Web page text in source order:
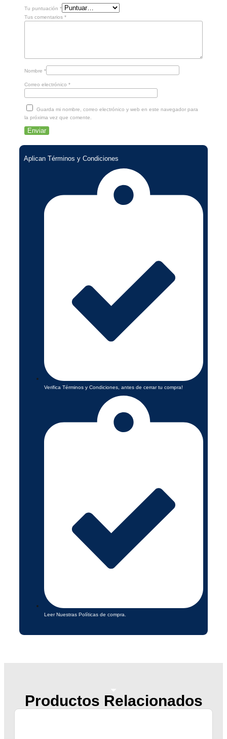
Tu puntuación *
Tus comentarios *
Nombre *
Correo electrónico *
Guarda mi nombre, correo electrónico y web en este navegador para
la próxima vez que comente.
Aplican Términos y Condiciones
Verifica Términos y Condiciones, antes de cerrar tu compra!
Leer Nuestras Políticas de compra.
Productos Relacionados